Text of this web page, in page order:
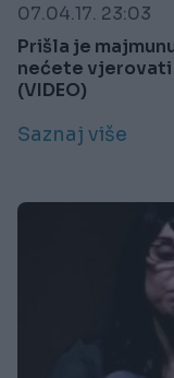
07.04.17. 23:03
Prišla je
nećete vjerovati
(VIDEO)
Saznaj više